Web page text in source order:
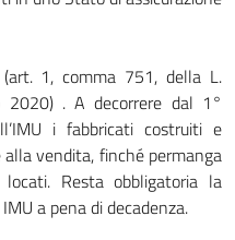
1, comma 751, della L.
. A decorrere dal 1°
i fabbricati costruiti e
vendita, finché permanga
Resta obbligatoria la
a pena di decadenza.